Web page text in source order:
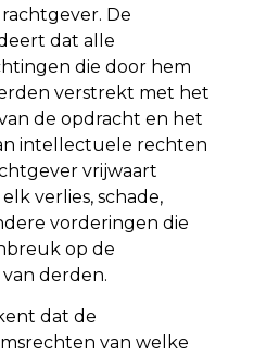
De
dat alle
die door hem
verstrekt met het
de opdracht en het
intellectuele rechten
vrijwaart
verlies, schade,
vorderingen die
op de
derden.
dat de
van welke